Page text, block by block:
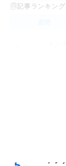
記事ランキング